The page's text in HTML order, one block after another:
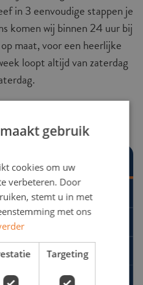
in 3 eenvoudige stappen je
komen wij binnen 24 uur bij
maat, voor een heerlijke
loopt altijd van zaterdag
Op datum zoeken
gebruik
cookies om uw
verbeteren. Door
stemt u in met
met ons
Targeting